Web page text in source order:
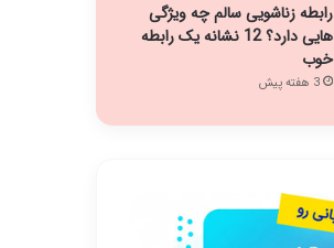
رابطه زناشویی سالم چه ویژگی
هایی دارد؟ 12 نشانه یک رابطه
خوب
3 هفته پیش